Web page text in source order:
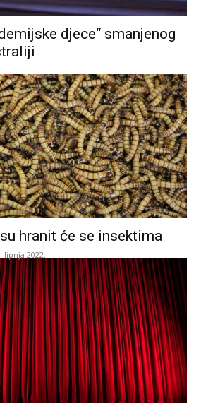
djece“ smanjenog
hranit će se insektima
lipnja 2022.